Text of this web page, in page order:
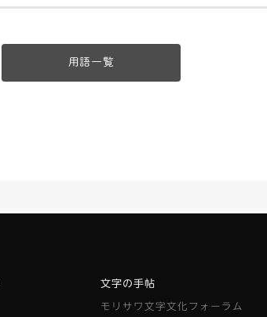
用語一覧
文字の手帖
モリサワ文字文化フォーラム